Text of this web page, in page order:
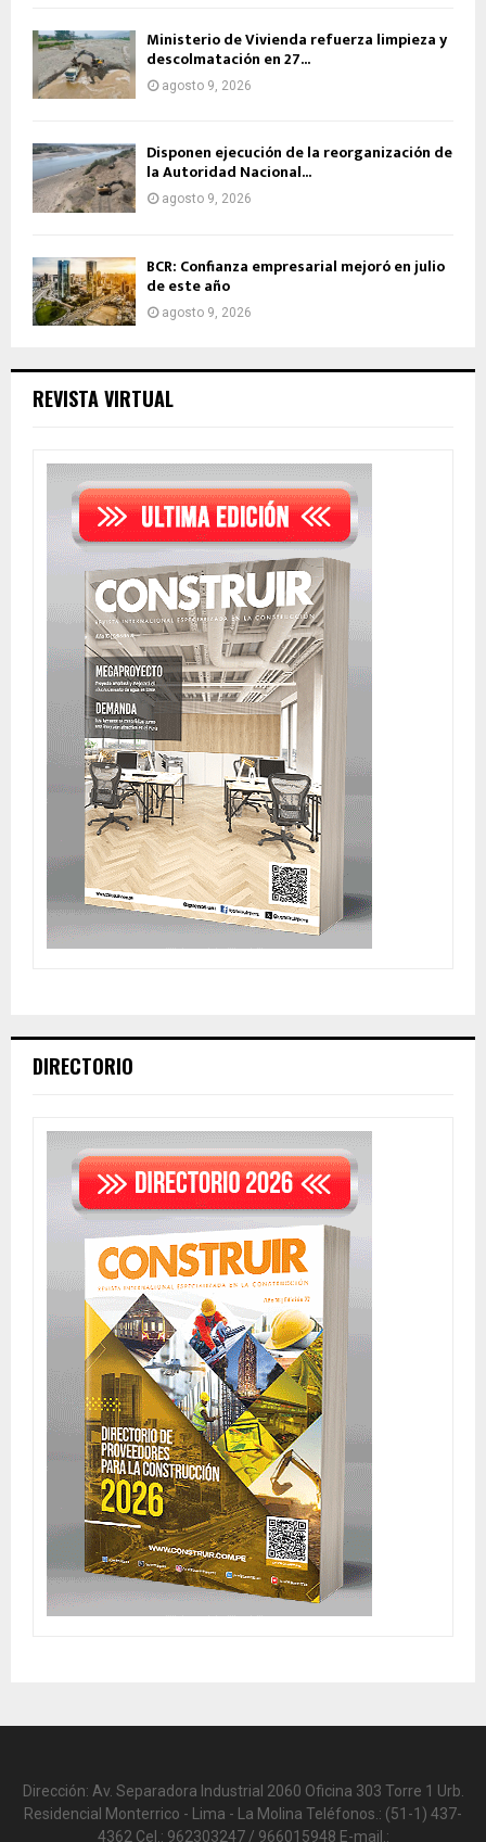
Ministerio de Vivienda refuerza limpieza y
descolmatación en 27...
agosto 9, 2026
Disponen ejecución de la reorganización de
la Autoridad Nacional...
agosto 9, 2026
BCR: Confianza empresarial mejoró en julio
de este año
agosto 9, 2026
REVISTA VIRTUAL
DIRECTORIO
Dirección: Av. Separadora Industrial 2060 Oficina 303 Torre 1 Urb.
Residencial Monterrico - Lima - La Molina Teléfonos.: (51-1) 437-
4362 Cel.: 962303247 / 966015948 E-mail.: